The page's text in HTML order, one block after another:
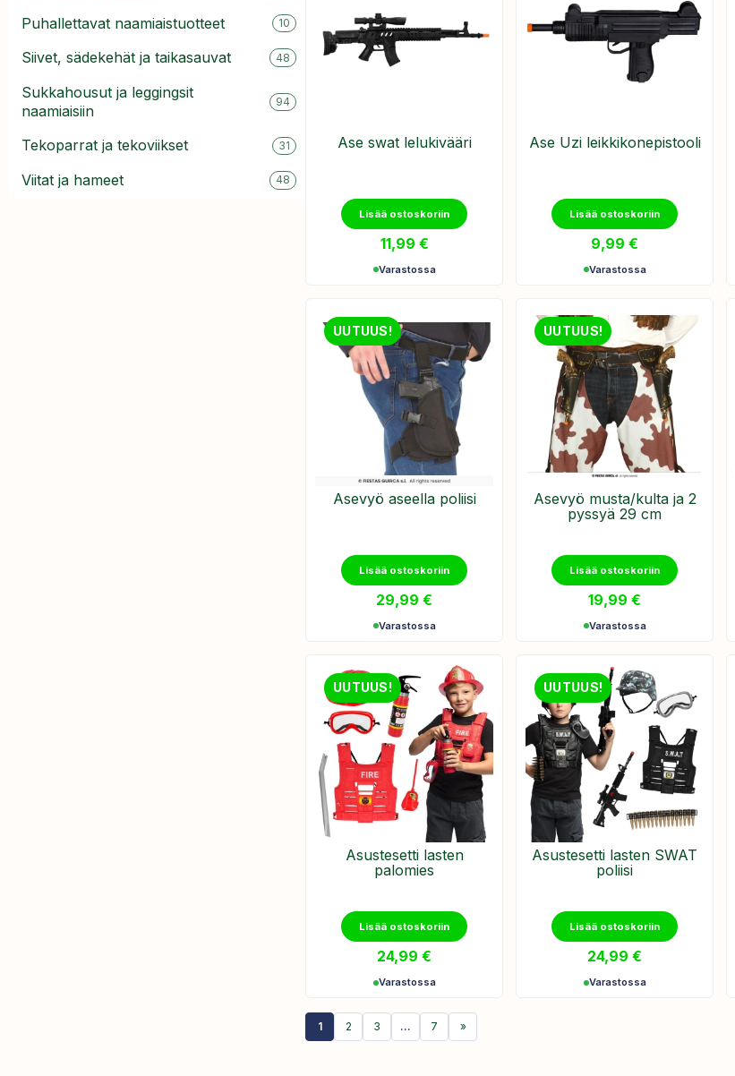
Puhallettavat naamiaistuotteet 10
Siivet, sädekehät ja taikasauvat 48
Sukkahousut ja leggingsit
naamiaisiin
94
Tekoparrat ja tekoviikset 31
Viitat ja hameet 48
Ase swat lelukivääri
Lisää ostoskoriin
11,99 €
Varastossa
Ase Uzi leikkikonepistooli
Lisää ostoskoriin
9,99€
Varastossa
UUTUUS!
Asevyö aseella poliisi
Lisää ostoskoriin
29,99€
Varastossa
UUTUUS!
Asevyö musta/kulta ja 2
pyssyä 29 cm
Lisää ostoskoriin
19,99€
Varastossa
UUTUUS!
Asustesetti lasten
palomies
Lisää ostoskoriin
24,99€
Varastossa
UUTUUS!
Asustesetti lasten SWAT
poliisi
Lisää ostoskoriin
24,99€
Varastossa
1 2 3 … 7 »